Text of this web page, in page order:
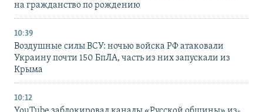
на гражданство по рождению
10:39
Воздушные силы ВСУ: ночью войска РФ атаковали
Украину почти 150 БпЛА, часть из них запускали из
Крыма
10:12